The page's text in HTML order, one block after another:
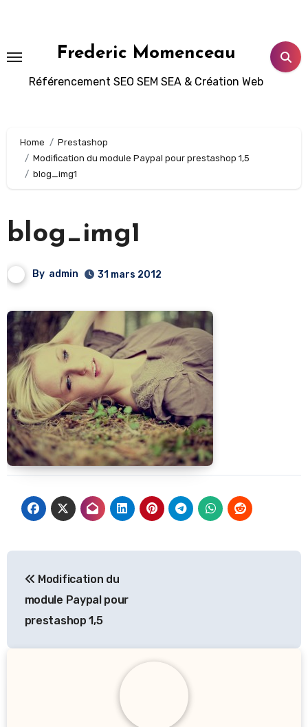
principal
Frederic Momenceau
Référencement SEO SEM SEA & Création Web
Home
Prestashop
Modification du module Paypal pour prestashop 1,5
blog_img1
blog_img1
By admin 31 mars 2012
de
l’article
Modification du
module Paypal pour
prestashop 1,5